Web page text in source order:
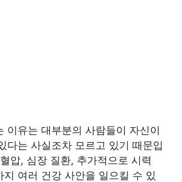
이유는 대부분의 사람들이 자신이
다는 사실조차 모르고 있기 때문입
압, 심장 질환, 추가적으로 시력
지 여러 건강 사안을 일으킬 수 있